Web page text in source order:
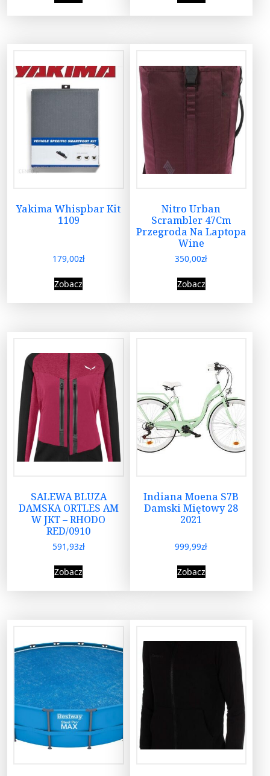
Yakima Whispbar Kit
1109
179,00zł
Zobacz
Nitro Urban
Scrambler 47Cm
Przegroda Na Laptopa
Wine
350,00zł
Zobacz
SALEWA BLUZA
DAMSKA ORTLES AM
W JKT – RHODO
RED/0910
591,93zł
Zobacz
Indiana Moena S7B
Damski Miętowy 28
2021
999,99zł
Zobacz